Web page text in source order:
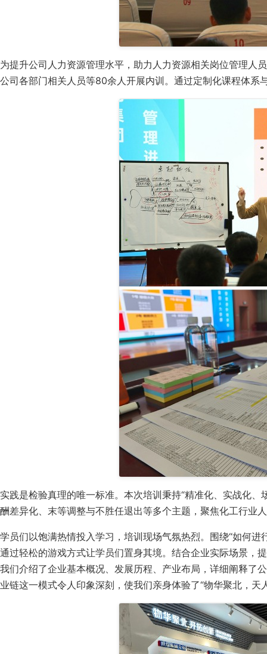
为提升公司人力资源管理水平，助力人力资源相关岗位管理人
公司各部门相关人员等80余人开展内训。通过定制化课程体
实践是检验真理的唯一标准。本次培训秉持“精准化、实战化
酬差异化、末等调整与不胜任退出等多个主题，聚焦化工行业
学员们以饱满热情投入学习，培训现场气氛热烈。围绕“如何
通过轻松的游戏方式让学员们置身其境。结合企业实际场景，
我们介绍了企业基本概况、发展历程、产业布局，详细阐释了
业链这一模式令人印象深刻，使我们亲身体验了“物华聚北，